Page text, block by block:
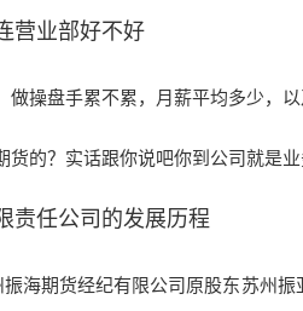
营业部好不好
做操盘手累不累，月薪平均多少，
货的？实话跟你说吧你到公司就是业
责任公司的发展历程
振海期货经纪有限公司原股东苏州